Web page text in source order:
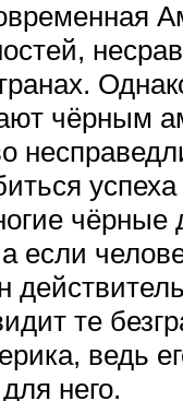
чёрным
чёрные
те
ведь
него.